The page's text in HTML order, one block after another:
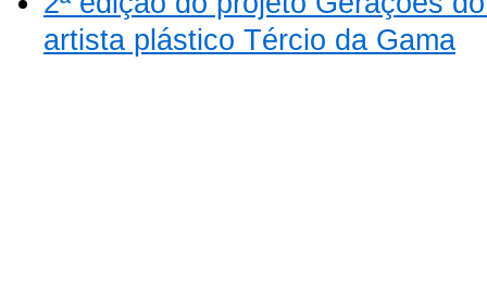
artista plástico Tércio da Gama